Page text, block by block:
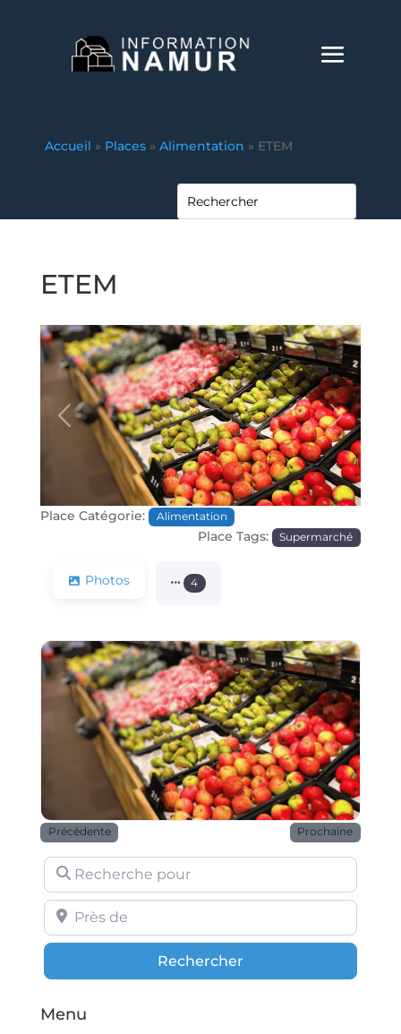
Accueil » Places » Alimentation » ETEM
ETEM
Précédente Prochaine
Place Catégorie: Alimentation
Place Tags: Supermarché
Photos 4
Précédente Prochaine
Recherche pour
Près de
RechercherRechercher
Menu